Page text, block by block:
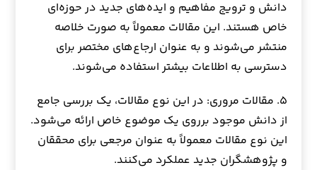
دانش و ترویج مفاهیم و ایده‌های جدید در حوزه‌ای
خاص هستند. این مقالات معمولاً به صورت خلاصه
منتشر می‌شوند و به عنوان ارجاع‌های مختصر برای
دسترسی به اطلاعات بیشتر استفاده می‌شوند.
۵. مقالات مروری: در این نوع مقالات، یک بررسی جامع
از دانش موجود برروی یک موضوع خاص ارائه می‌شود.
این نوع مقالات معمولاً به عنوان مرجعی برای محققان
و پژوهشگران جدید عملکرد می‌کنند.